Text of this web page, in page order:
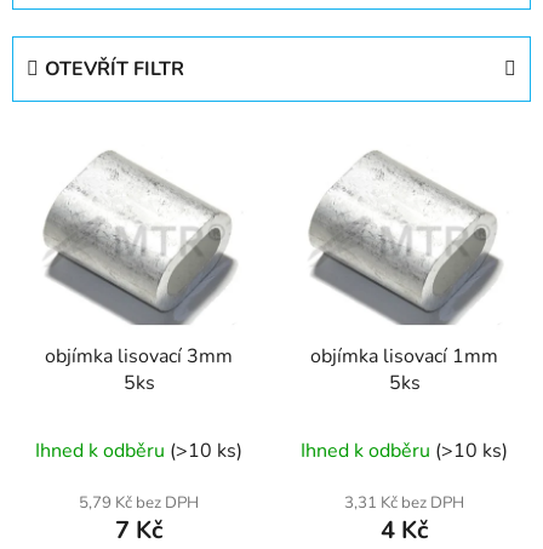
z
OTEVŘÍT FILTR
objímka lisovací 3mm
5ks
Ihned k odběru (>10 ks)
5,79 Kč bez DPH
7 Kč
objímka lisovací 1mm
5ks
Ihned k odběru (>10 ks)
3,31 Kč bez DPH
4 Kč